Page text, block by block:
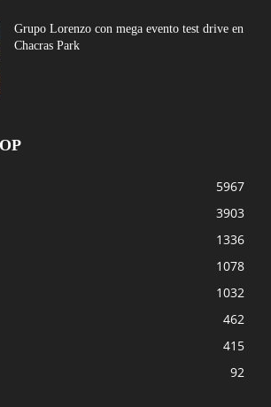
Grupo Lorenzo con mega evento test drive en
Chacras Park
5967
3903
1336
1078
1032
462
415
92